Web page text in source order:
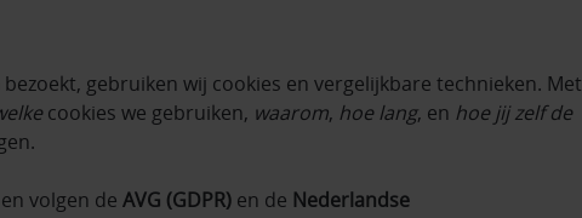
bezoekt, gebruiken wij cookies en vergelijkbare technieken. Met
cookies we gebruiken, waarom, hoe lang, en hoe jij zelf de
volgen de AVG (GDPR) en de Nederlandse